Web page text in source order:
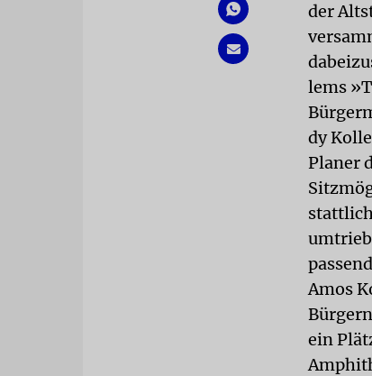
der
lems
dy
Planer
Amos
ein